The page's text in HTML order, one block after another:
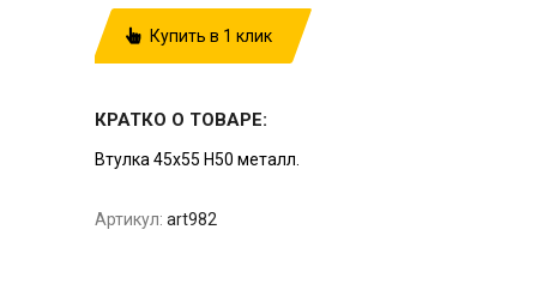
Купить в 1 клик
КРАТКО О ТОВАРЕ:
Втулка 45x55 H50 металл.
Артикул: art982